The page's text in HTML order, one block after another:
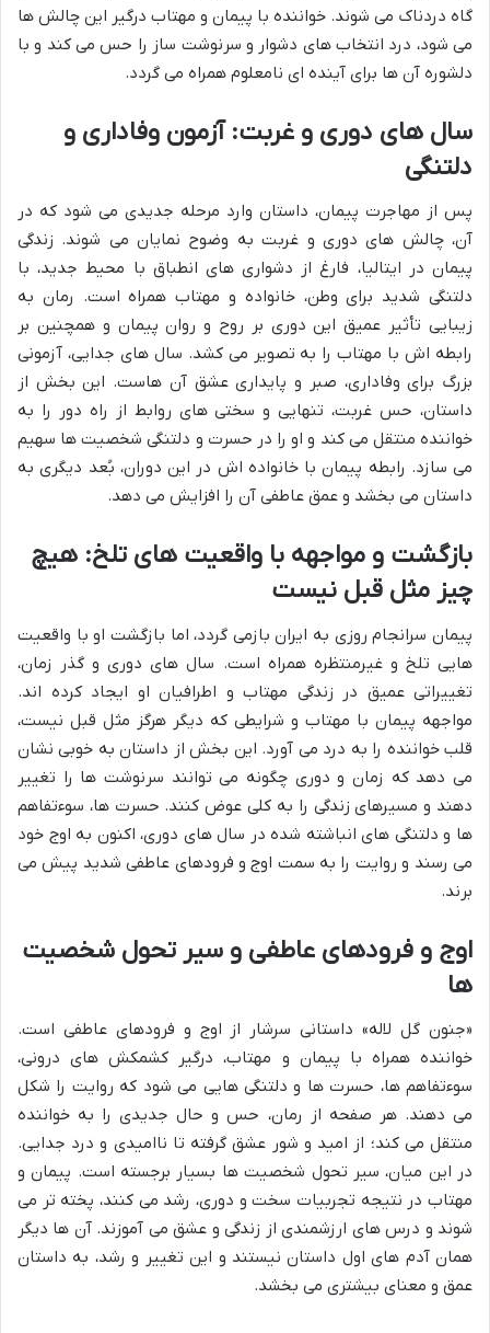
گاه دردناک می شوند. خواننده با پیمان و مهتاب درگیر این چالش ها
می شود، درد انتخاب های دشوار و سرنوشت ساز را حس می کند و با
دلشوره آن ها برای آینده ای نامعلوم همراه می گردد.
سال های دوری و غربت: آزمون وفاداری و
دلتنگی
پس از مهاجرت پیمان، داستان وارد مرحله جدیدی می شود که در
آن، چالش های دوری و غربت به وضوح نمایان می شوند. زندگی
پیمان در ایتالیا، فارغ از دشواری های انطباق با محیط جدید، با
دلتنگی شدید برای وطن، خانواده و مهتاب همراه است. رمان به
زیبایی تأثیر عمیق این دوری بر روح و روان پیمان و همچنین بر
رابطه اش با مهتاب را به تصویر می کشد. سال های جدایی، آزمونی
بزرگ برای وفاداری، صبر و پایداری عشق آن هاست. این بخش از
داستان، حس غربت، تنهایی و سختی های روابط از راه دور را به
خواننده منتقل می کند و او را در حسرت و دلتنگی شخصیت ها سهیم
می سازد. رابطه پیمان با خانواده اش در این دوران، بُعد دیگری به
داستان می بخشد و عمق عاطفی آن را افزایش می دهد.
بازگشت و مواجهه با واقعیت های تلخ: هیچ
چیز مثل قبل نیست
پیمان سرانجام روزی به ایران بازمی گردد، اما بازگشت او با واقعیت
هایی تلخ و غیرمنتظره همراه است. سال های دوری و گذر زمان،
تغییراتی عمیق در زندگی مهتاب و اطرافیان او ایجاد کرده اند.
مواجهه پیمان با مهتاب و شرایطی که دیگر هرگز مثل قبل نیست،
قلب خواننده را به درد می آورد. این بخش از داستان به خوبی نشان
می دهد که زمان و دوری چگونه می توانند سرنوشت ها را تغییر
دهند و مسیرهای زندگی را به کلی عوض کنند. حسرت ها، سوءتفاهم
ها و دلتنگی های انباشته شده در سال های دوری، اکنون به اوج خود
می رسند و روایت را به سمت اوج و فرودهای عاطفی شدید پیش می
برند.
اوج و فرودهای عاطفی و سیر تحول شخصیت
ها
«جنون گل لاله» داستانی سرشار از اوج و فرودهای عاطفی است.
خواننده همراه با پیمان و مهتاب، درگیر کشمکش های درونی،
سوءتفاهم ها، حسرت ها و دلتنگی هایی می شود که روایت را شکل
می دهند. هر صفحه از رمان، حس و حال جدیدی را به خواننده
منتقل می کند؛ از امید و شور عشق گرفته تا ناامیدی و درد جدایی.
در این میان، سیر تحول شخصیت ها بسیار برجسته است. پیمان و
مهتاب در نتیجه تجربیات سخت و دوری، رشد می کنند، پخته تر می
شوند و درس های ارزشمندی از زندگی و عشق می آموزند. آن ها دیگر
همان آدم های اول داستان نیستند و این تغییر و رشد، به داستان
عمق و معنای بیشتری می بخشد.